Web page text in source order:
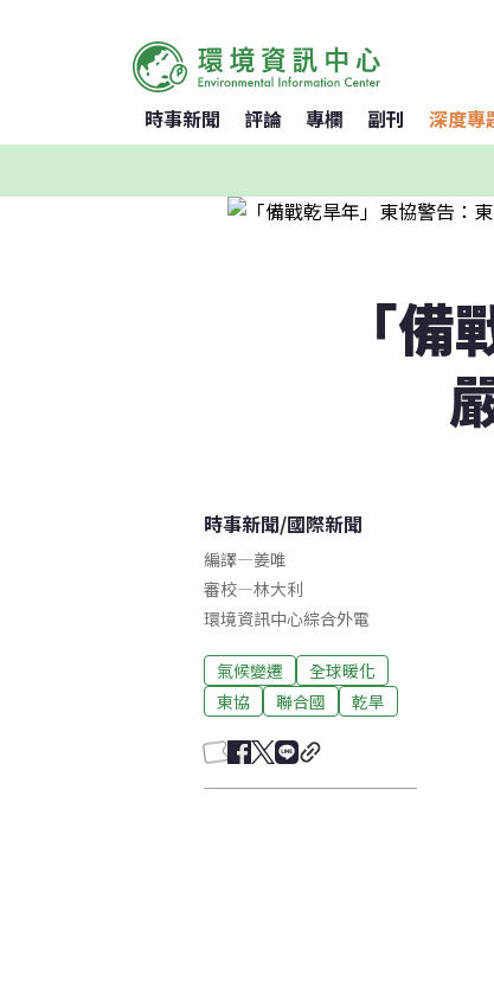
時事新聞 評論 專欄 副刊 深度專
「
時事新聞/國際新聞
編譯—姜唯
審校—林大利
環境資訊中心綜合外電
氣候變遷
全球暖化
東協
聯合國 乾旱